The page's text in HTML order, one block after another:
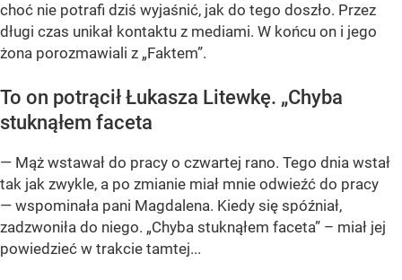
choć nie potrafi dziś wyjaśnić, jak do tego doszło. Przez
długi czas unikał kontaktu z mediami. W końcu on i jego
żona porozmawiali z „Faktem”.
To on potrącił Łukasza Litewkę. „Chyba
stuknąłem faceta
— Mąż wstawał do pracy o czwartej rano. Tego dnia wstał
tak jak zwykle, a po zmianie miał mnie odwieźć do pracy
— wspominała pani Magdalena. Kiedy się spóźniał,
zadzwoniła do niego. „Chyba stuknąłem faceta” – miał jej
powiedzieć w trakcie tamtej...